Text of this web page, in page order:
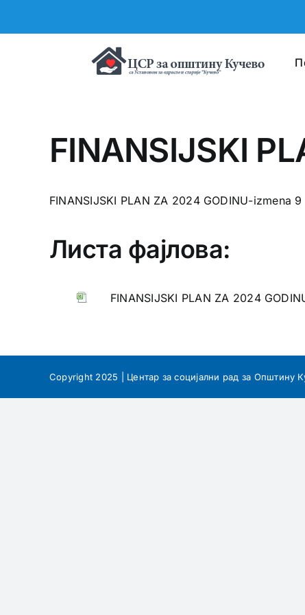
FINANSIJSKI
FINANSIJSKI PLAN ZA 2024 GODINU-izmena 9
Листа фајлова:
FINANSIJSKI PLAN ZA 2024
Copyright 2025 | Центар за социјални рад за Општину